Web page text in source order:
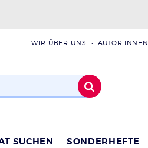
WIR ÜBER UNS AUTOR:INNEN
SUCHEN SONDERHEFTE